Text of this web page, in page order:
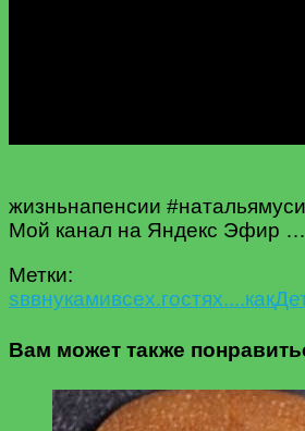
жизньнапенсии
Мой канал на Яндекс Эфир …
Метки:
sввнукамивсех.гостях....как
Вам может также